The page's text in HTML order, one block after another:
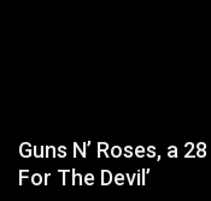
Guns N’ Roses, a
For The Devil’